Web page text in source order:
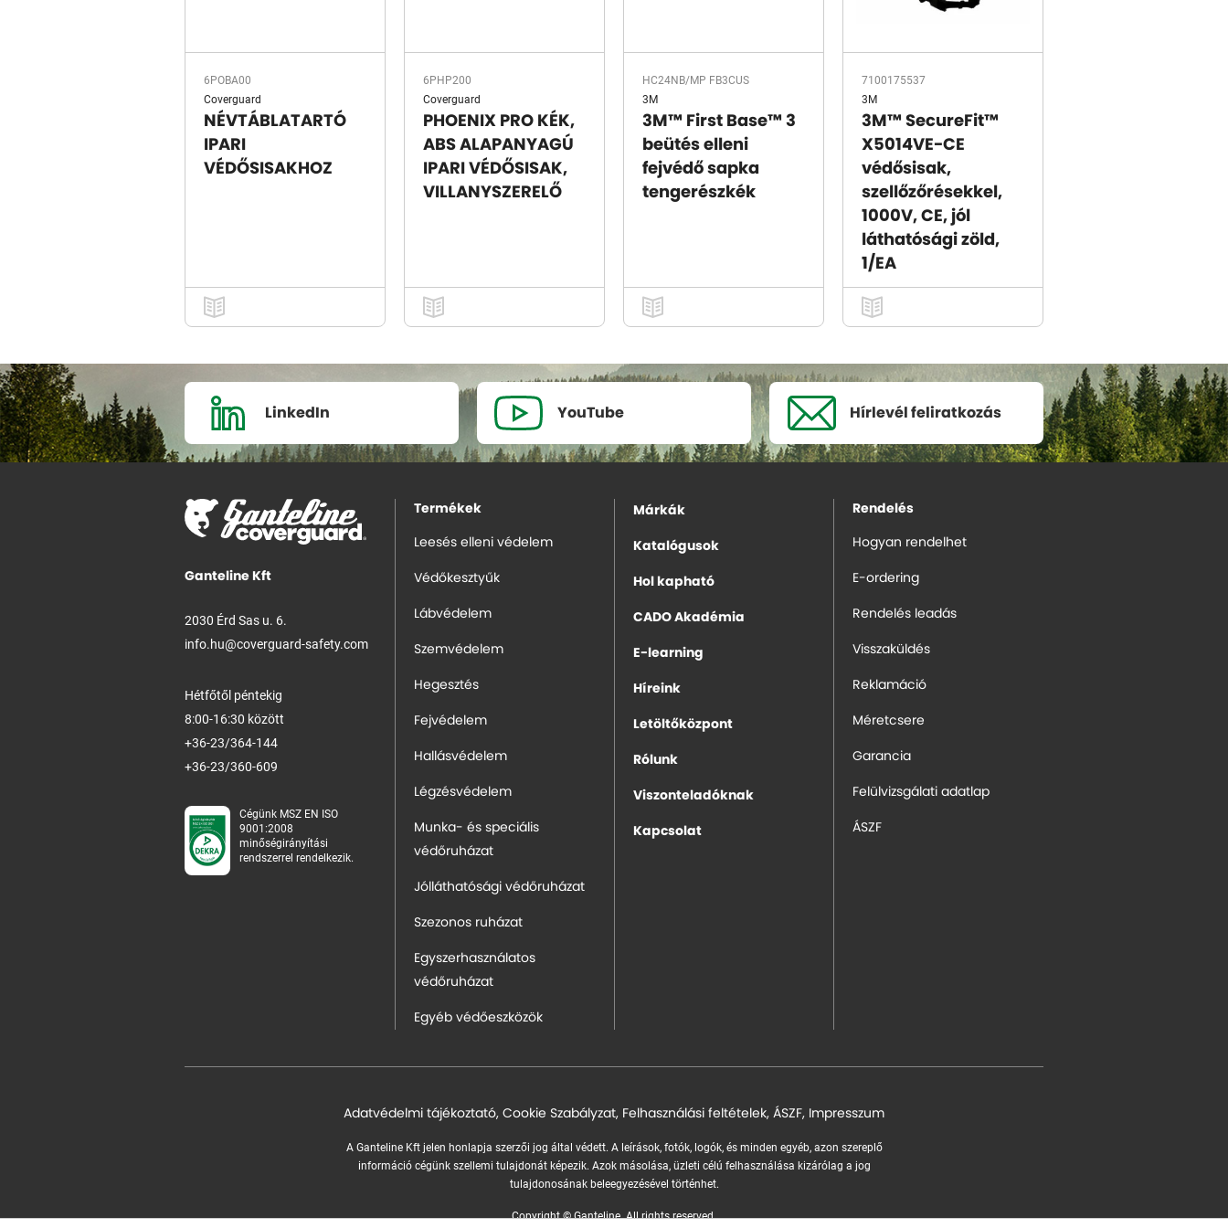
6POBA00
Coverguard
NÉVTÁBLATARTÓ
IPARI
VÉDŐSISAKHOZ
6PHP200
Coverguard
PHOENIX PRO KÉK,
ABS ALAPANYAGÚ
IPARI VÉDŐSISAK,
VILLANYSZERELŐ
HC24NB/MP FB3CUS
3M
3M™ First Base™ 3
beütés elleni
fejvédő sapka
tengerészkék
7100175537
3M
3M™ SecureFit™
X5014VE-CE
védősisak,
szellőzőrésekkel,
1000V, CE, jól
láthatósági zöld,
1/EA
LinkedIn YouTube Hírlevél feliratkozás
Ganteline Kft
2030 Érd Sas u. 6.
info.hu@coverguard-safety.com
Hétfőtől péntekig
8:00-16:30 között
+36-23/364-144
+36-23/360-609
Cégünk MSZ EN ISO
9001:2008
minőségirányítási
rendszerrel rendelkezik.
Termékek
Leesés elleni védelem
Védőkesztyűk
Lábvédelem
Szemvédelem
Hegesztés
Fejvédelem
Hallásvédelem
Légzésvédelem
Munka- és speciális
védőruházat
Jólláthatósági védőruházat
Szezonos ruházat
Egyszerhasználatos
védőruházat
Egyéb védőeszközök
Márkák
Katalógusok
Hol kapható
CADO Akadémia
E-learning
Híreink
Letöltőközpont
Rólunk
Viszonteladóknak
Kapcsolat
Rendelés
Hogyan rendelhet
E-ordering
Rendelés leadás
Visszaküldés
Reklamáció
Méretcsere
Garancia
Felülvizsgálati adatlap
ÁSZF
Adatvédelmi tájékoztató, Cookie Szabályzat, Felhasználási feltételek, ÁSZF, Impresszum
A Ganteline Kft jelen honlapja szerzői jog által védett. A leírások, fotók, logók, és minden egyéb, azon szereplő
információ cégünk szellemi tulajdonát képezik. Azok másolása, üzleti célú felhasználása kizárólag a jog
tulajdonosának beleegyezésével történhet.
Copyright © Ganteline. All rights reserved.